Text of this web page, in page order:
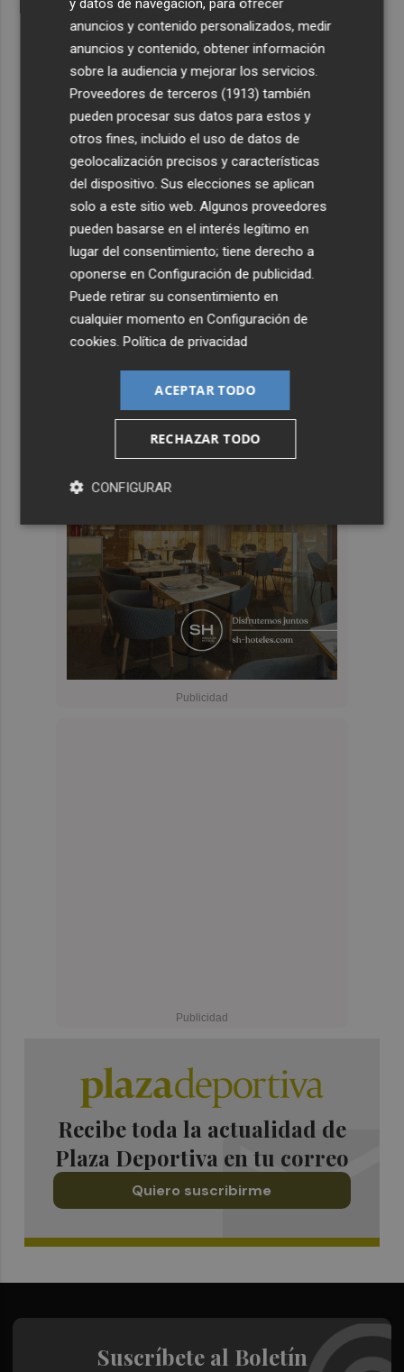
Recibe toda la actualidad de
Plaza Deportiva en tu correo
Quiero suscribirme
Suscríbete al Boletín
y datos de navegación, para ofrecer
anuncios y contenido personalizados, medir
anuncios y contenido, obtener información
sobre la audiencia y mejorar los servicios.
Proveedores de terceros (1913) también
pueden procesar sus datos para estos y
otros fines, incluido el uso de datos de
geolocalización precisos y características
del dispositivo. Sus elecciones se aplican
solo a este sitio web. Algunos proveedores
pueden basarse en el interés legítimo en
lugar del consentimiento; tiene derecho a
oponerse enConfiguración de publicidad.
Puede retirar su consentimiento en
cualquier momento enConfiguración de
cookies.Política de privacidad
ACEPTAR TODO
RECHAZAR TODO
CONFIGURAR